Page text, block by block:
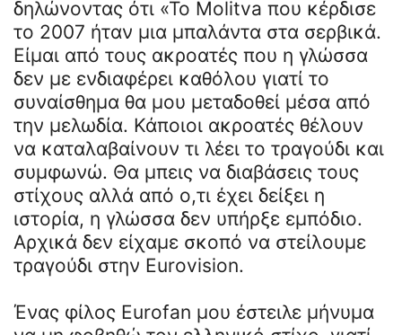
δηλώνοντας ότι «Το Molitva που κέρδισε
το 2007 ήταν μια μπαλάντα στα σερβικά.
Είμαι από τους ακροατές που η γλώσσα
δεν με ενδιαφέρει καθόλου γιατί το
συναίσθημα θα μου μεταδοθεί μέσα από
την μελωδία. Κάποιοι ακροατές θέλουν
να καταλαβαίνουν τι λέει το τραγούδι και
συμφωνώ. Θα μπεις να διαβάσεις τους
στίχους αλλά από ο,τι έχει δείξει η
ιστορία, η γλώσσα δεν υπήρξε εμπόδιο.
Αρχικά δεν είχαμε σκοπό να στείλουμε
τραγούδι στην Eurovision.
Ένας φίλος Eurofan μου έστειλε μήνυμα